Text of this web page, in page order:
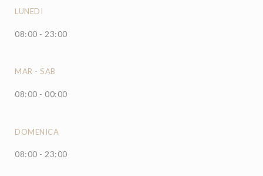
LUNEDI
08:00 - 23:00
MAR - SAB
08:00 - 00:00
DOMENICA
08:00 - 23:00